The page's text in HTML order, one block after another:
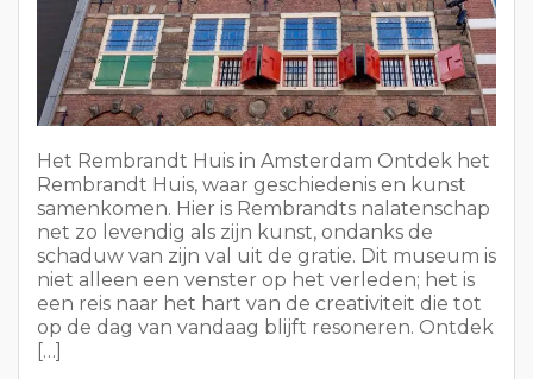
Het Rembrandt Huis in Amsterdam Ontdek het
Rembrandt Huis, waar geschiedenis en kunst
samenkomen. Hier is Rembrandts nalatenschap
net zo levendig als zijn kunst, ondanks de
schaduw van zijn val uit de gratie. Dit museum is
niet alleen een venster op het verleden; het is
een reis naar het hart van de creativiteit die tot
op de dag van vandaag blijft resoneren. Ontdek
[…]